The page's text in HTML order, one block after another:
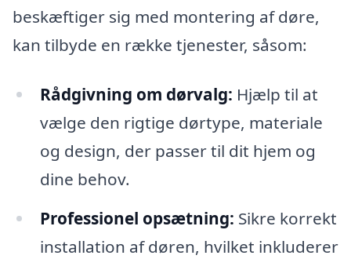
beskæftiger sig med montering af døre,
kan tilbyde en række tjenester, såsom:
Rådgivning om dørvalg: Hjælp til at
vælge den rigtige dørtype, materiale
og design, der passer til dit hjem og
dine behov.
Professionel opsætning: Sikre korrekt
installation af døren, hvilket inkluderer